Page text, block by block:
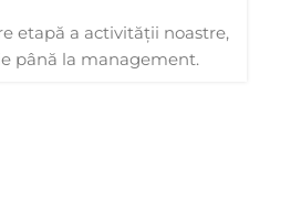
etapă a activității noastre,
până la management.